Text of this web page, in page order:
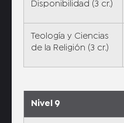
Disponibilidad (3 cr.)
Teología y Ciencias
de la Religión (3 cr.)
Nivel 9